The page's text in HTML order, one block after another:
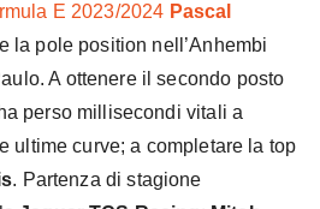
E 2023/2024 Pascal
la pole position nell’Anhembi
A ottenere il secondo posto
perso millisecondi vitali a
ultime curve; a completare la top
. Partenza di stagione